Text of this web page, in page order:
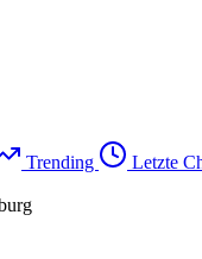
Trending Letzte